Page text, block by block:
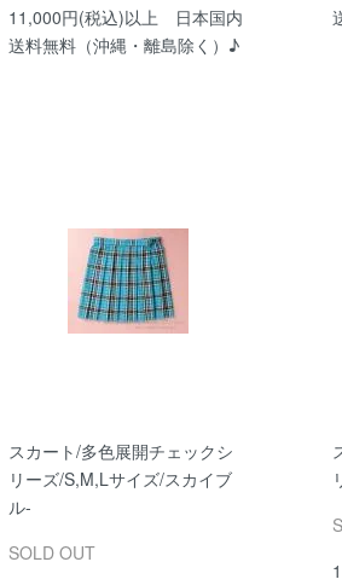
11,000円(税込)以上 日本国内
送料無料（沖縄・離島除く）♪
スカート/多色展開チェックシ
リーズ/S,M,Lサイズ/スカイブ
ル-
SOLD OUT